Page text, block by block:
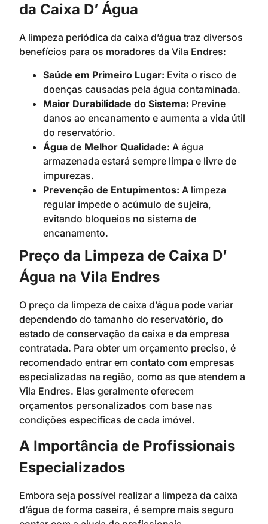
da Caixa D’ Água
A limpeza periódica da caixa d’água traz diversos
benefícios para os moradores da Vila Endres:
Saúde em Primeiro Lugar: Evita o risco de
doenças causadas pela água contaminada.
Maior Durabilidade do Sistema: Previne
danos ao encanamento e aumenta a vida útil
do reservatório.
Água de Melhor Qualidade: A água
armazenada estará sempre limpa e livre de
impurezas.
Prevenção de Entupimentos: A limpeza
regular impede o acúmulo de sujeira,
evitando bloqueios no sistema de
encanamento.
Preço da Limpeza de Caixa D’
Água na Vila Endres
O preço da limpeza de caixa d’água pode variar
dependendo do tamanho do reservatório, do
estado de conservação da caixa e da empresa
contratada. Para obter um orçamento preciso, é
recomendado entrar em contato com empresas
especializadas na região, como as que atendem a
Vila Endres. Elas geralmente oferecem
orçamentos personalizados com base nas
condições específicas de cada imóvel.
A Importância de Profissionais
Especializados
Embora seja possível realizar a limpeza da caixa
d’água de forma caseira, é sempre mais seguro